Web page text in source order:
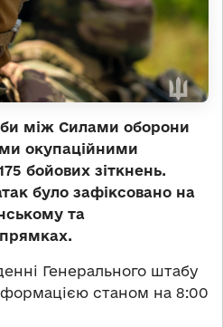
між Силами оборони
окупаційними
бойових зіткнень.
було зафіксовано на
та
Генерального штабу
станом на 8:00